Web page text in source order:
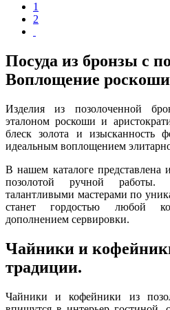
1
2
Посуда из бронзы с
Воплощение
Изделия из позолоченной
эталоном роскоши и
блеск золота и изысканность
идеальным воплощением
В нашем каталоге представлена
позолотой ручной работы.
талантливыми мастерами по
станет гордостью любой
дополнением сервировки.
Чайники и
традиции.
Чайники и кофейники из